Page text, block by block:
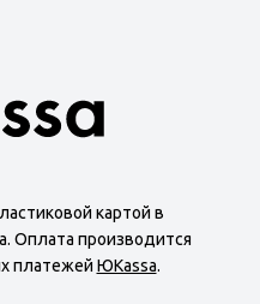
картой в
Оплата производится
платежей ЮKassa.